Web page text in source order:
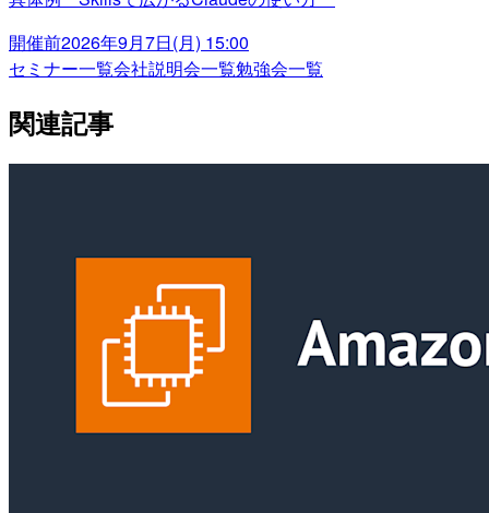
開催前2026年9月7日(月) 15:00
セミナー一覧会社説明会一覧勉強会一覧
関連記事